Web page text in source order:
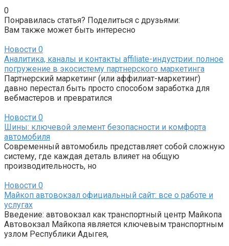
0
Понравилась статья? Поделиться с друзьями:
Вам также может быть интересно
Новости 0
Аналитика, каналы и контакты affiliate-индустрии: полное
погружение в экосистему партнерского маркетинга
Партнерский маркетинг (или аффилиат-маркетинг)
давно перестал быть просто способом заработка для
вебмастеров и превратился
Новости 0
Шины: ключевой элемент безопасности и комфорта
автомобиля
Современный автомобиль представляет собой сложную
систему, где каждая деталь влияет на общую
производительность, но
Новости 0
Майкоп автовокзал официальный сайт: все о работе и
услугах
Введение: автовокзал как транспортный центр Майкопа
Автовокзал Майкопа является ключевым транспортным
узлом Республики Адыгея,